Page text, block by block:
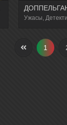
Ужасы,
1